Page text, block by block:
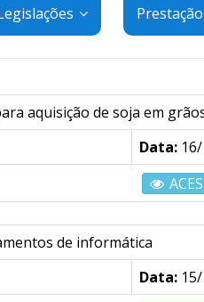
aquisição de soja em
Data:16/
de informática
Data:15/